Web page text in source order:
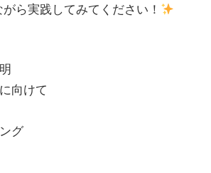
ら実践してみてください！
向けて
グ